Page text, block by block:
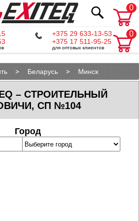
0
0
+375 29 633-13-53
+375 17 511-95-25
для оптовых клиентов
Беларусь Минск
– СТРОИТЕЛЬНЫЙ
СП №104
Город